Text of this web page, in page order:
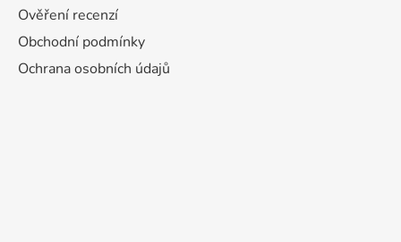
Ověření recenzí
Obchodní podmínky
Ochrana osobních údajů